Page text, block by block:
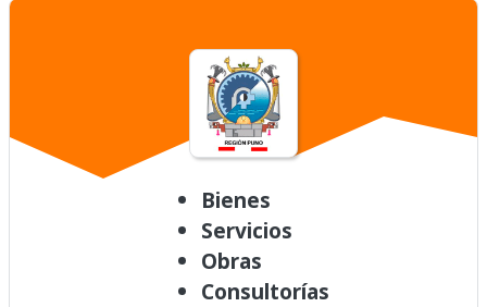
Bienes
Servicios
Obras
Consultorías